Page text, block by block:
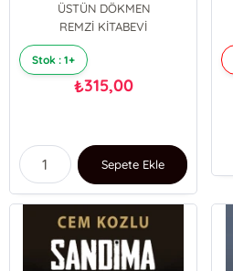
ÜSTÜN DÖKMEN
REMZİ KİTABEVİ
Stok : 1+
₺315,00
Sepete Ekle